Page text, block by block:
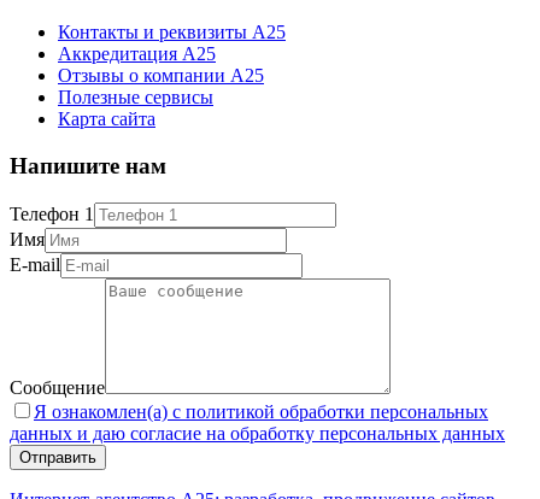
Контакты и реквизиты А25
Аккредитация А25
Отзывы о компании А25
Полезные сервисы
Карта сайта
Напишите нам
Телефон 1
Имя
E-mail
Сообщение
Я ознакомлен(а) с политикой обработки персональных
данных и даю согласие на обработку персональных данных